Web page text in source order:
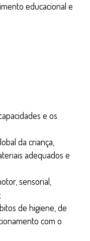
educacional e
e os
da criança,
adequados e
sensorial,
de higiene, de
com o